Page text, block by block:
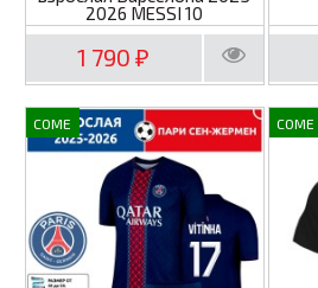
2026 MESSI 10
1 790₽
COME COME